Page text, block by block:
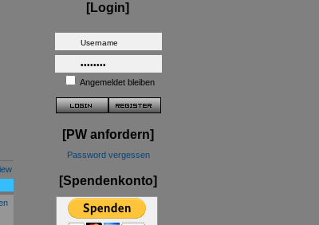
[Login]
Angemeldet bleiben
[PW anfordern]
Password vergessen
[Spendenkonto]